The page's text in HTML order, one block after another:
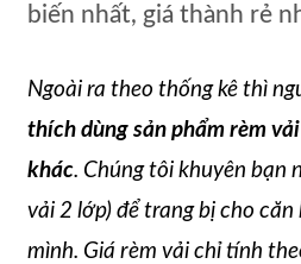
biến nhất, giá thành rẻ
Ngoài ra theo thống kê thì
thích dùng sản phẩm rèm
khác. Chúng tôi khuyên bạn
vải 2 lớp) để trang bị cho căn
mình. Giá rèm vải chỉ tính